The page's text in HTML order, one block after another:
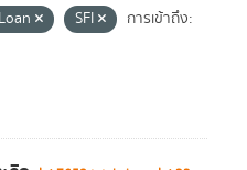
SFI
การเข้าถึง: